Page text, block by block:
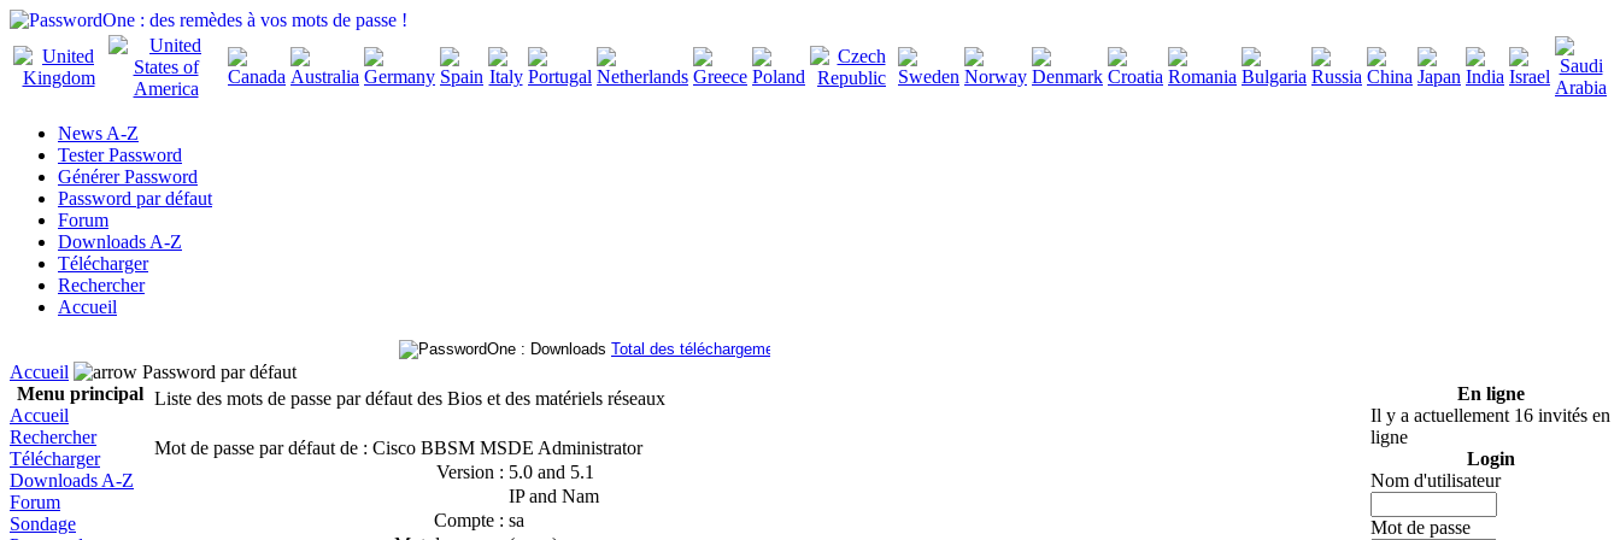
News A-Z
Tester Password
Générer Password
Password par défaut
Forum
Downloads A-Z
Télécharger
Rechercher
Accueil
Total des téléchargements
Accueil
Password par défaut
Menu principal
Accueil
Rechercher
Télécharger
Downloads A-Z
Forum
Sondage
Liste des mots de passe par défaut des Bios et des matériels réseaux
Mot de passe par défaut de : Cisco BBSM MSDE Administrator
Version : 5.0 and 5.1
IP and Nam
Compte : sa
En ligne
Il y a actuellement 16 invités en
ligne
Login
Nom d'utilisateur
Mot de passe